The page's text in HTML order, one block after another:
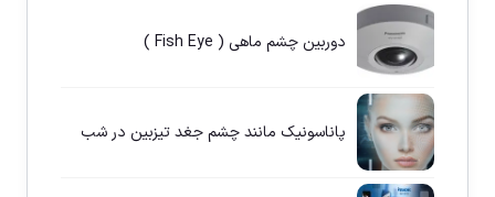
دوربین چشم ماهی ( Fish Eye )
پاناسونيک مانند چشم جغد تيزبين در شب